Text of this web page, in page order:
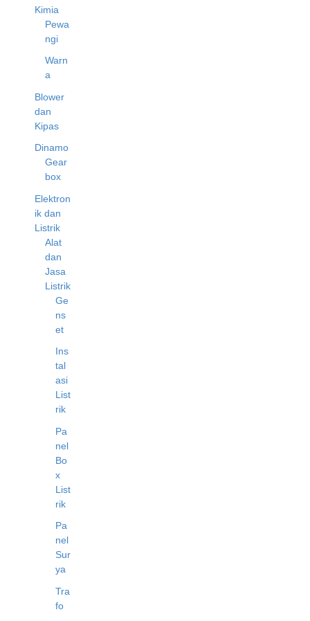
Kimia
Pewa
ngi
Warn
a
Blower
dan
Kipas
Dinamo
Gear
box
Elektron
ik dan
Listrik
Alat
dan
Jasa
Listrik
Ge
ns
et
Ins
tal
asi
List
rik
Pa
nel
Bo
x
List
rik
Pa
nel
Sur
ya
Tra
fo